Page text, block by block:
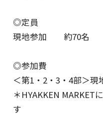
◎定員
現地参加 約70名
◎参加費
＜第1・2・3・4部＞
＊HYAKKEN MARKET
す